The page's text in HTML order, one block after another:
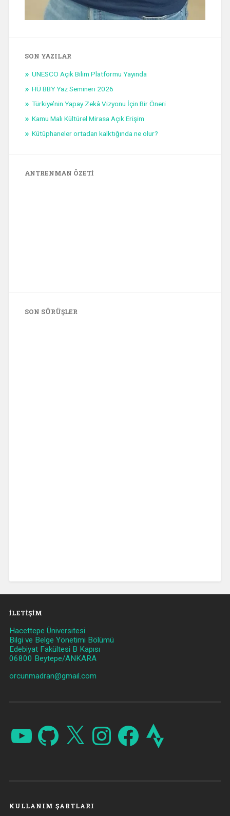
SON YAZILAR
UNESCO Açık Bilim Platformu Yayında
HÜ BBY Yaz Semineri 2026
Türkiye’nin Yapay Zekâ Vizyonu İçin Bir Öneri
Kamu Malı Kültürel Mirasa Açık Erişim
Kütüphaneler ortadan kalktığında ne olur?
ANTRENMAN ÖZETI
SON SÜRÜŞLER
İLETIŞIM
Hacettepe Üniversitesi
Bilgi ve Belge Yönetimi Bölümü
Edebiyat Fakültesi B Kapısı
06800 Beytepe/ANKARA
orcunmadran@gmail.com
GitHub X InstagramFacebook Strava
KULLANIM ŞARTLARI